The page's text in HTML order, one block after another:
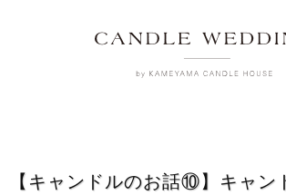
【キャンドルのお話⑩】キャ